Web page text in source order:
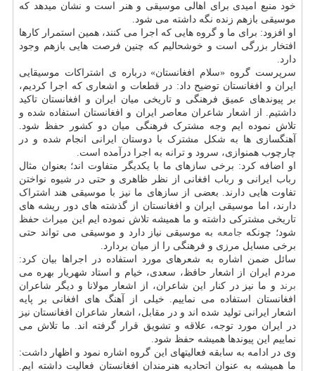
خود منبع امیدی برای اهالی موسیقی و هنر است و نشان میدهد که
موسیقی بازهم زنده نگه داشته می شود.
او افزود: برای ما و گروه هایی که اجرا می کنند، همین استمرار کارها
افتخار بزرگی است و خوشحالیم که چنین فرصت هایی بازهم وجود
دارد.
سرپرست گروه «سلام افغانستان» درباره ی اشتراکات موسیقایی
ایران و افغانستان توضیح داد: در قطعات و اشعاری که اجرا کردیم،
بر پیوندهای عمیق فرهنگی و تاریخی میان ایران و افغانستان تاکید
داشتیم. از اشعار شاعران معاصر ایران و افغانستان استفاده شده و
تلاش نموده ایم وجه مشترک فرهنگی میان دو کشور حفظ شود.
آهنگسازی ها به شکل مشترک با دوستان ایرانی انجام شده و در
چارچوب همنوازی، سرود و ترانه به اجرا درآمده است.
او اضافه کرد: برخی سازهای ما با یکدیگر متفاوت اند؛ بعنوان مثال
رباب ایرانی و رباب افغانی از نظر ظاهری و حتی در شیوه نواختن
تفاوت هایی دارند. بعضی از سازهای ما نیز با موسیقی هند اشتراک
دارند، اما موسیقی ایران و افغانستان از گذشته های دور ریشه های
تاریخی مشترکی داشته و ما همیشه تلاش نموده ایم این میراث حفظ
شود؛ چونکه جامعه به موسیقی نیاز دارد و موسیقی می تواند حتی
برخی مسایل مرزی و فرهنگی را از میان بردارد.
سائل ضمن اشاره به شعرهای مورد استفاده در اجراها بیان کرد:
مردم ایران از اشعار حافظ، سعدی، خیام و استاد شهریار بهره می
برند و ما نیز در کنار این شاعران، از اشعار مولانا و دیگر شاعران
افغانستان استفاده می نماییم. خیلی از آهنگ های افغانی بر پایه
اشعار ایرانی تولید شده اند و در مقابل، اشعار شاعران افغانستان نیز
در ایران مورد توجه، علاقه و تشویق قرار گرفته اند. ما تلاش می
نماییم این پیوندها همیشه حفظ شود.
وی در ادامه به سابقه فعالیتهای این گروه اشاره نمود و اظهار داشت:
ما همیشه به عنوان اتحادیه هنرمندان افغانستان فعالیت داشته ایم.